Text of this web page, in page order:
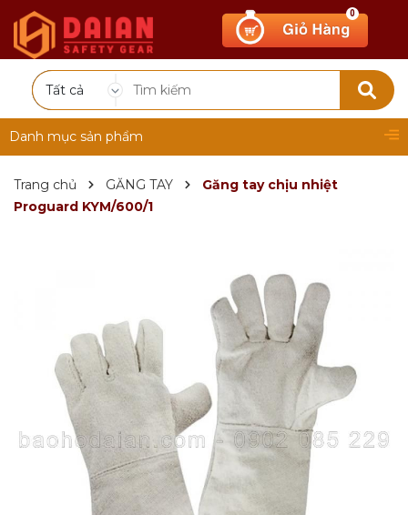
Tất cả
0
Danh mục sản phẩm
Trang chủ GĂNG TAY
Găng tay chịu nhiệt
Proguard KYM/600/1